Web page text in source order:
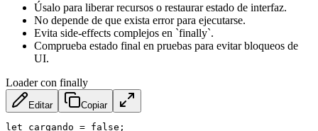
Úsalo para liberar recursos o restaurar estado de interfaz.
No depende de que exista error para ejecutarse.
Evita side-effects complejos en `finally`.
Comprueba estado final en pruebas para evitar bloqueos de
UI.
Loader con finally
Editar Copiar
let cargando = false ;